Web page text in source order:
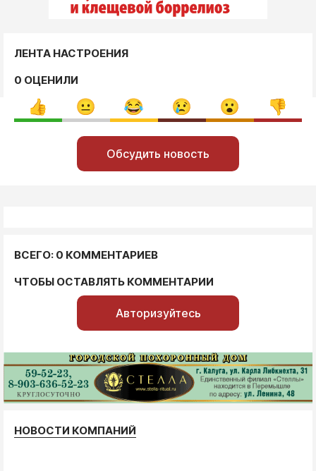
ЛЕНТА НАСТРОЕНИЯ
0 ОЦЕНИЛИ
Обсудить новость
ВСЕГО: 0 КОММЕНТАРИЕВ
ЧТОБЫ ОСТАВЛЯТЬ КОММЕНТАРИИ
Авторизуйтесь
НОВОСТИ КОМПАНИЙ